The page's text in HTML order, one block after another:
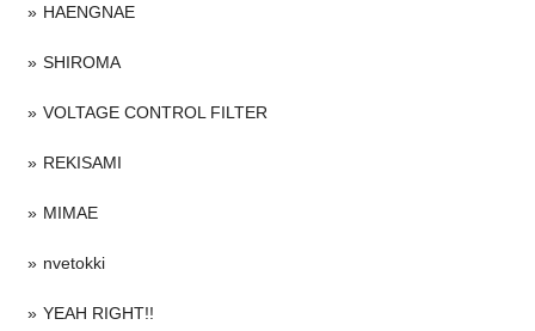
HAENGNAE
SHIROMA
VOLTAGE CONTROL FILTER
REKISAMI
MIMAE
nvetokki
YEAH RIGHT!!